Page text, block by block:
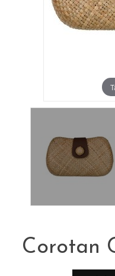
Corotan